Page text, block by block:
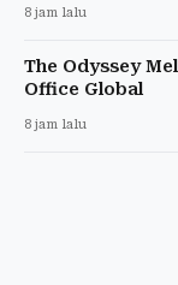
8 jam lalu
The Odyssey
Office Global
8 jam lalu